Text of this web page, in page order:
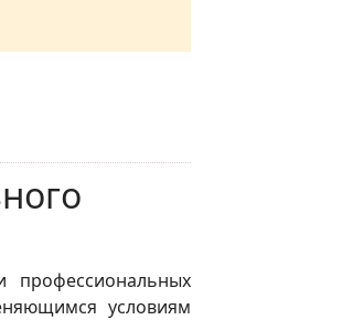
профессиональных
условиям